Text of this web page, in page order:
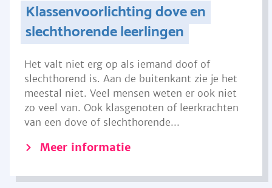
Klassenvoorlichting dove en
slechthorende leerlingen
Het valt niet erg op als iemand doof of
slechthorend is. Aan de buitenkant zie je het
meestal niet. Veel mensen weten er ook niet
zo veel van. Ook klasgenoten of leerkrachten
van een dove of slechthorende...
Meer informatie